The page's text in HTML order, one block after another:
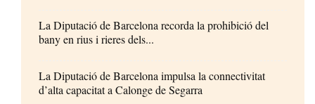
La Diputació de Barcelona recorda la prohibició del
bany en rius i rieres dels...
La Diputació de Barcelona impulsa la connectivitat
d’alta capacitat a Calonge de Segarra